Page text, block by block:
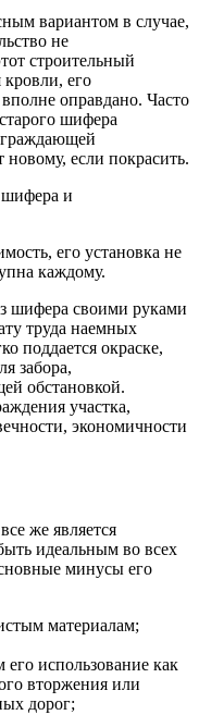
вариантом в случае,
не
строительный
кровли, его
оправдано. Часто
шифера
если покрасить.
и
его установка не
каждому.
шифера своими руками
труда наемных
поддается окраске,
забора,
обстановкой.
участка,
экономичности
же является
идеальным во всех
минусы его
материалам;
использование как
вторжения или
дорог;